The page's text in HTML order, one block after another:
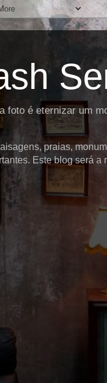
foto é eternizar um
praias,
Este blog será a